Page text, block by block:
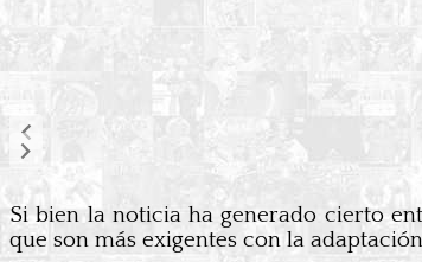
Si bien la noticia ha generado cierto
que son más exigentes con la